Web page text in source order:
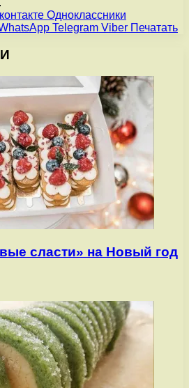
Одноклассники
Telegram Viber Печатать
сласти» на Новый год